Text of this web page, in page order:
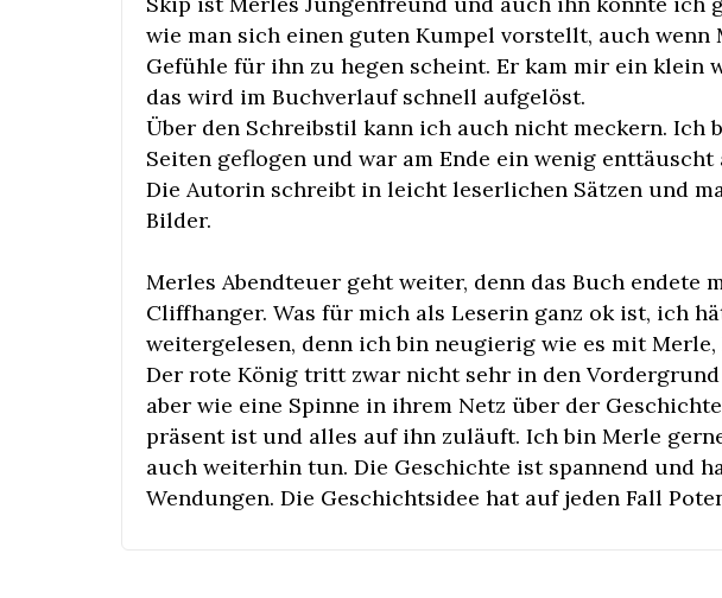
wie man sich einen guten Kumpel vorstellt, auch wenn
Gefühle für ihn zu hegen scheint. Er kam mir ein klein
das wird im Buchverlauf schnell aufgelöst.
Über den Schreibstil kann ich auch nicht meckern. Ich
Seiten geflogen und war am Ende ein wenig enttäuscht
Die Autorin schreibt in leicht leserlichen Sätzen und
Bilder.
Merles Abendteuer geht weiter, denn das Buch endete
Cliffhanger. Was für mich als Leserin ganz ok ist, ich
weitergelesen, denn ich bin neugierig wie es mit
Der rote König tritt zwar nicht sehr in den Vordergrund
aber wie eine Spinne in ihrem Netz über der
präsent ist und alles auf ihn zuläuft. Ich bin Merle
auch weiterhin tun. Die Geschichte ist spannend und
Wendungen. Die Geschichtsidee hat auf jeden Fall